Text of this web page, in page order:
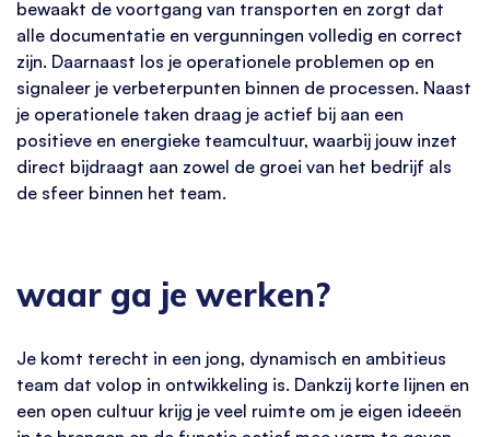
bewaakt de voortgang van transporten en zorgt dat
alle documentatie en vergunningen volledig en correct
zijn. Daarnaast los je operationele problemen op en
signaleer je verbeterpunten binnen de processen. Naast
je operationele taken draag je actief bij aan een
positieve en energieke teamcultuur, waarbij jouw inzet
direct bijdraagt aan zowel de groei van het bedrijf als
de sfeer binnen het team.
waar ga je werken?
Je komt terecht in een jong, dynamisch en ambitieus
team dat volop in ontwikkeling is. Dankzij korte lijnen en
een open cultuur krijg je veel ruimte om je eigen ideeën